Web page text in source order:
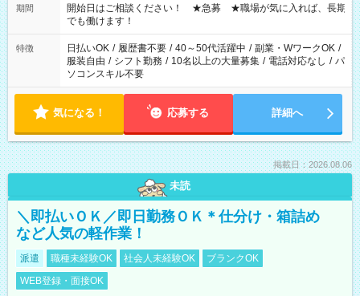
せん ※法令に基づき、週20時間以上勤務は社会保険への加入対
象となります ※労働者派遣法（日雇い派遣の原則禁止）によ
り、短時間・短期間の就業はご案内が難しい場合があります
期間
開始日はご相談ください！ ★急募 ★職場が気に入れば、長期
でも働けます！
特徴 日払いOK / 履歴書不要 / 40～50代活躍中 / 副業・WワークOK /
服装自由 / シフト勤務 / 10名以上の大量募集 / 電話対応なし / パ
ソコンスキル不要
気になる！ 応募する 詳細へ
掲載日：2026.08.06
未読
＼即払いＯＫ／即日勤務ＯＫ＊仕分け・箱詰め
など人気の軽作業！
派遣 職種未経験OK 社会人未経験OK
ブランクOK
WEB登録・面接OK